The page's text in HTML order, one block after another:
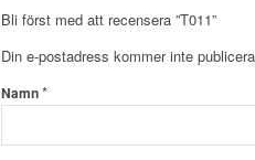
Bli först med att recensera ”T011”
Din e-postadress kommer inte
Namn*